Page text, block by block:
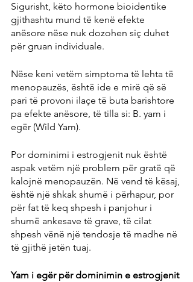
Sigurisht, këto hormone bioidentike
gjithashtu mund të kenë efekte
anësore nëse nuk dozohen siç duhet
për gruan individuale.
Nëse keni vetëm simptoma të lehta të
menopauzës, është ide e mirë që së
pari të provoni ilaçe të buta barishtore
pa efekte anësore, të tilla si: B. yam i
egër (Wild Yam).
Por dominimi i estrogjenit nuk është
aspak vetëm një problem për gratë që
kalojnë menopauzën. Në vend të kësaj,
është një shkak shumë i përhapur, por
për fat të keq shpesh i panjohur i
shumë ankesave të grave, të cilat
shpesh vënë një tendosje të madhe në
të gjithë jetën tuaj.
Yam i egër për dominimin e estrogjenit